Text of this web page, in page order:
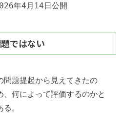
年4月14日公開
ではない
問題提起から見えてきたの
、何によって評価するのかと
。